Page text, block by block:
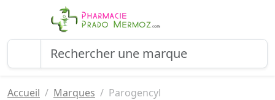
Accueil Marques Parogencyl